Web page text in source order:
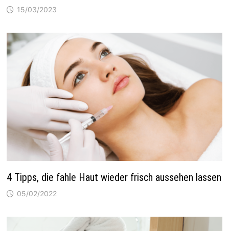
15/03/2023
4 Tipps, die fahle Haut wieder frisch aussehen lassen
05/02/2022